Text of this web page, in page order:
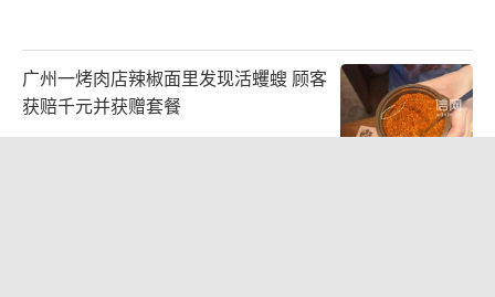
广州一烤肉店辣椒面里发现活蠼螋 顾客
获赔千元并获赠套餐
2026-08-05 17:13:34